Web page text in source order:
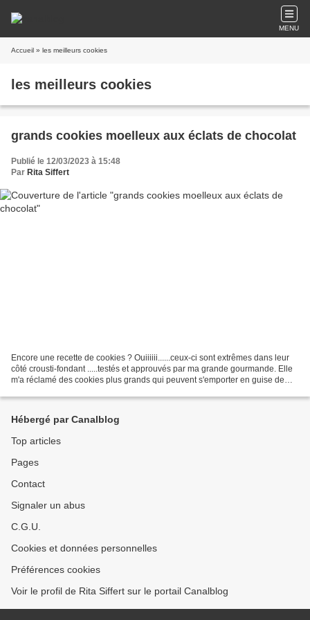
MENU
Accueil » les meilleurs cookies
les meilleurs cookies
grands cookies moelleux aux éclats de chocolat
Publié le 12/03/2023 à 15:48
Par Rita Siffert
Encore une recette de cookies ? Ouiiiiii......ceux-ci sont extrêmes dans leur
côté crousti-fondant .....testés et approuvés par ma grande gourmande. Elle
m'a réclamé des cookies plus grands qui peuvent s'emporter en guise de
Hébergé par Canalblog
Top articles
Pages
Contact
Signaler un abus
C.G.U.
Cookies et données personnelles
Préférences cookies
Voir le profil de Rita Siffert sur le portail Canalblog